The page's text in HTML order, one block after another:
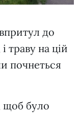
до
траву на цій
почнеться
щоб було